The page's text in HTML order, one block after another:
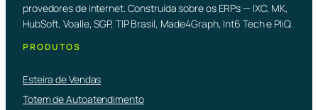
provedores de internet. Construída sobre os ERPs — IXC, MK,
HubSoft, Voalle, SGP, TIP Brasil, Made4Graph, Int6 Tech e PliQ.
PRODUTOS
Esteira de Vendas
Totem de Autoatendimento